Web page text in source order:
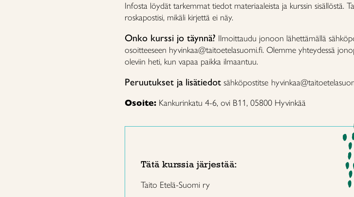
Infosta löydät tarkemmat tiedot materiaaleista ja kurssin sisällöstä.
roskapostisi, mikäli kirjettä ei näy.
Onko kurssi jo täynnä? Ilmoittaudu jonoon lähettämällä
osoitteeseen hyvinkaa@taitoetelasuomi.fi. Olemme yhteydessä
oleviin heti, kun vapaa paikka ilmaantuu.
Peruutukset ja lisätiedot sähköpostitse
Osoite: Kankurinkatu 4-6, ovi B11, 05800 Hyvinkää
Tätä kurssia järjestää:
Taito Etelä-Suomi ry